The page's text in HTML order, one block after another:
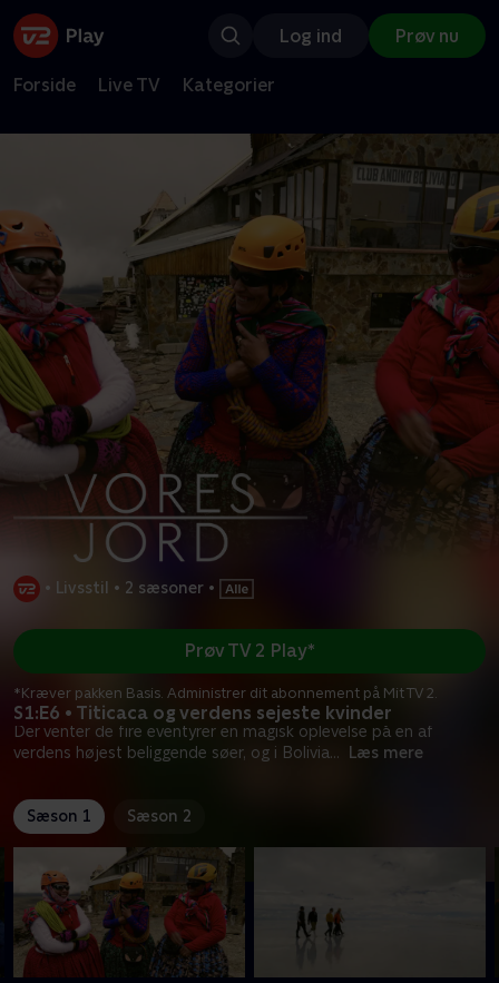
Log ind Prøv nu
Forside Live TV Kategorier
• Livsstil • 2 sæsoner •
S1:E6 • Titicaca og verdens sejeste kvinder
Der venter de fire eventyrer en magisk oplevelse på en af
verdens højest beliggende søer, og i Bolivia... Læs mere
Prøv TV 2 Play*
*Kræver pakken Basis. Administrer dit abonnement på Mit TV 2.
Sæson 1 Sæson 2